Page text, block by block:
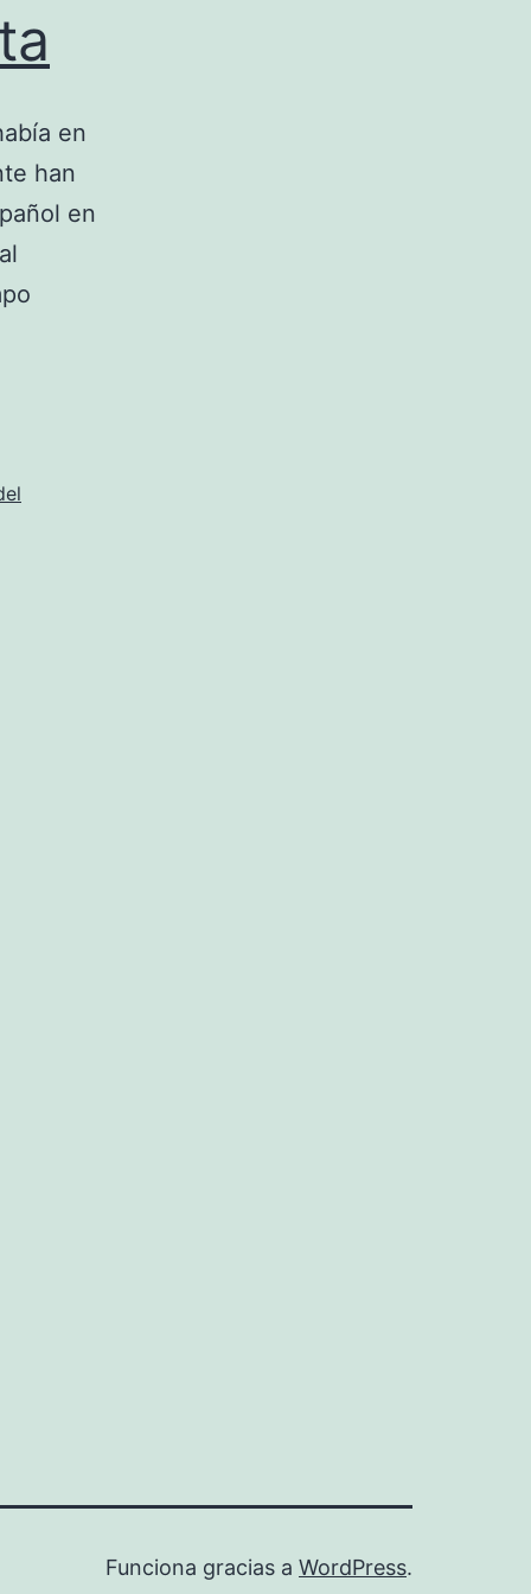
en
han
en
Funciona gracias a WordPress.